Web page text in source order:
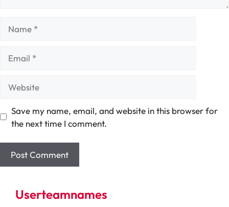
Save my name, email, and website in this browser for
the next time I comment.
Userteamnames